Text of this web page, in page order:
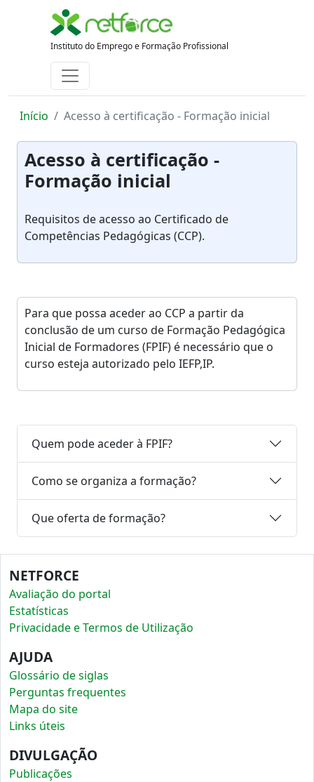
Instituto do Emprego e Formação Profissional
Início Acesso à certificação - Formação inicial
Acesso à certificação -
Formação inicial
Requisitos de acesso ao Certificado de
Competências Pedagógicas (CCP).
Para que possa aceder ao CCP a partir da
conclusão de um curso de Formação Pedagógica
Inicial de Formadores (FPIF) é necessário que o
curso esteja autorizado pelo IEFP,IP.
Quem pode aceder à FPIF?
Como se organiza a formação?
Que oferta de formação?
NETFORCE
Avaliação do portal
Estatísticas
Privacidade e Termos de Utilização
AJUDA
Glossário de siglas
Perguntas frequentes
Mapa do site
Links úteis
DIVULGAÇÃO
Publicações